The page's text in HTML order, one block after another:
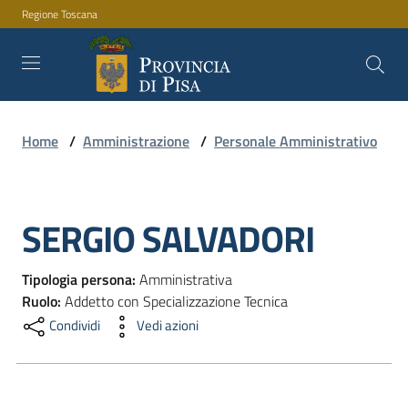
Vai al contenuto
Vai alla navigazione
Vai al footer
Regione Toscana
Amministrazione
Servizi
Novità
Home / Amministrazione / Personale Amministrativo
Salta al contenuto
SERGIO SALVADORI
Tipologia persona: Amministrativa
Ruolo: Addetto con Specializzazione Tecnica
Condividi Vedi azioni